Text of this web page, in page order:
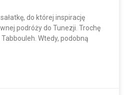
do której inspirację
podróży do Tunezji. Trochę
Wtedy, podobną